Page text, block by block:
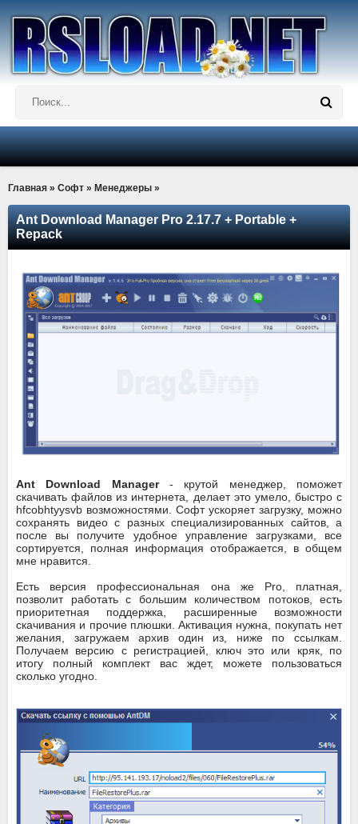
Главная » Софт » Менеджеры »
Ant Download Manager Pro 2.17.7 + Portable +
Repack
Ant Download Manager- крутой менеджер, поможет
скачивать файлов из интернета, делает это умело, быстро с
hfcobhtyysvb возможностями. Софт ускоряет загрузку, можно
сохранять видео с разных специализированных сайтов, а
после вы получите удобное управление загрузками, все
сортируется, полная информация отображается, в общем
мне нравится.
Есть версия профессиональная она же Pro, платная,
позволит работать с большим количеством потоков, есть
приоритетная поддержка, расширенные возможности
скачивания и прочие плюшки. Активация нужна, покупать нет
желания, загружаем архив один из, ниже по ссылкам.
Получаем версию с регистрацией, ключ это или кряк, по
итогу полный комплект вас ждет, можете пользоваться
сколько угодно.